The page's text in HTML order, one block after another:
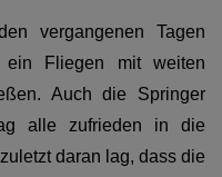
vergangenen Tagen
ein Fliegen mit weiten
Auch die Springer
alle zufrieden in die
daran lag, dass die